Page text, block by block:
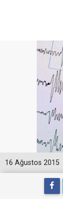
16 Ağustos 2015